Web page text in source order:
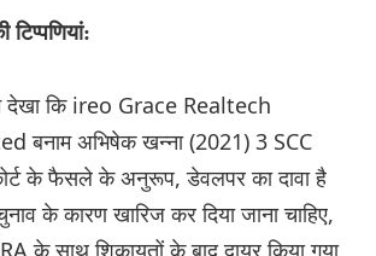
टिप्पणियां:
देखा कि ireo Grace Realtech
बनाम अभिषेक खन्ना (2021) 3 SCC
के फैसले के अनुरूप, डेवलपर का दावा है
के कारण खारिज कर दिया जाना चाहिए,